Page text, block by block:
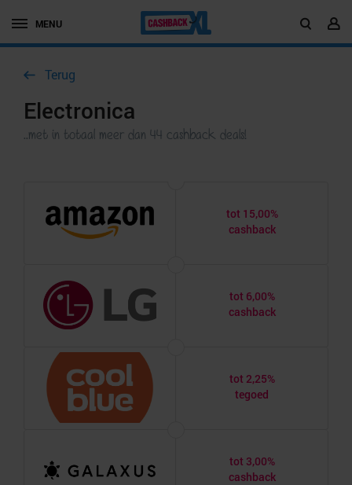
MENU
Terug
Electronica
..met in totaal meer dan 44 cashback deals!
tot 15,00%
cashback
tot 6,00%
cashback
tot 2,25%
tegoed
tot 3,00%
cashback